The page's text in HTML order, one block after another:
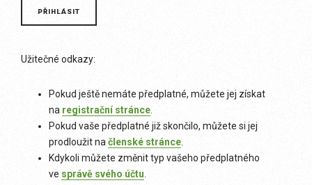
Užitečné odkazy:
Pokud ještě nemáte předplatné, můžete jej získat
na registrační stránce.
Pokud vaše předplatné již skončilo, můžete si jej
prodloužit načlenské stránce.
Kdykoli můžete změnit typ vašeho předplatného
ve správě svého účtu.